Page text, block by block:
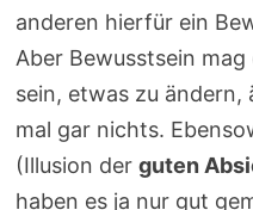
anderen hierfür ein
Aber Bewusstsein
sein, etwas zu
mal gar nichts.
(Illusion derguten
haben es ja nur gut